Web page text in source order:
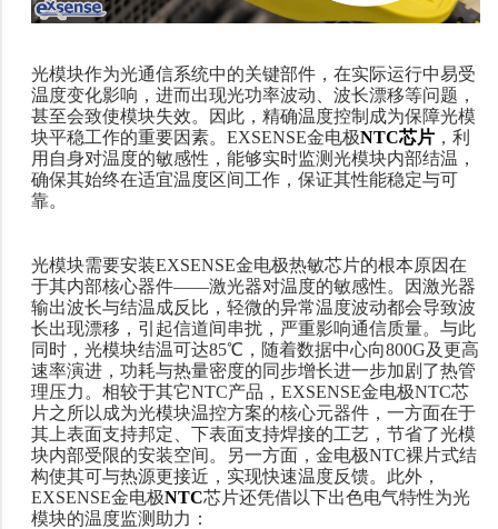
光模块作为光通信系统中的关键部件，在实际运行中易受
温度变化影响，进而出现光功率波动、波长漂移等问题，
甚至会致使模块失效。因此，精确温度控制成为保障光模
块平稳工作的重要因素。EXSENSE金电极NTC芯片 ，利
用自身对温度的敏感性，能够实时监测光模块内部结温，
确保其始终在适宜温度区间工作，保证其性能稳定与可
靠。
光模块需要安装EXSENSE金电极热敏芯片的根本原因在
于其内部核心器件——激光器对温度的敏感性。因激光器
输出波长与结温成反比，轻微的异常温度波动都会导致波
长出现漂移，引起信道间串扰，严重影响通信质量。与此
同时，光模块结温可达85℃，随着数据中心向800G及更高
速率演进，功耗与热量密度的同步增长进一步加剧了热管
理压力。相较于其它NTC产品，EXSENSE金电极NTC芯
片之所以成为光模块温控方案的核心元器件，一方面在于
其上表面支持邦定、下表面支持焊接的工艺，节省了光模
块内部受限的安装空间。另一方面，金电极NTC裸片式结
构使其可与热源更接近，实现快速温度反馈。此外，
EXSENSE金电极NTC芯片还凭借以下出色电气特性为光
模块的温度监测助力：